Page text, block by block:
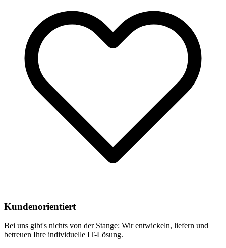
Kundenorientiert
Bei uns gibt's nichts von der Stange: Wir entwickeln, liefern und
betreuen Ihre individuelle IT-Lösung.